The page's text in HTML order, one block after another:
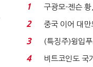
1
구광모-젠슨
로봇·AI 등 논...
2
중국 이어 대
국전쟁’
3
(특징주)윙입
지에 상한가...
4
비트코인도 국